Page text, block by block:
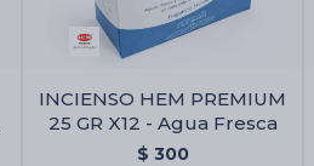
INCIENSO HEM PREMIUM
25 GR X12 - Agua Fresca
$ 300